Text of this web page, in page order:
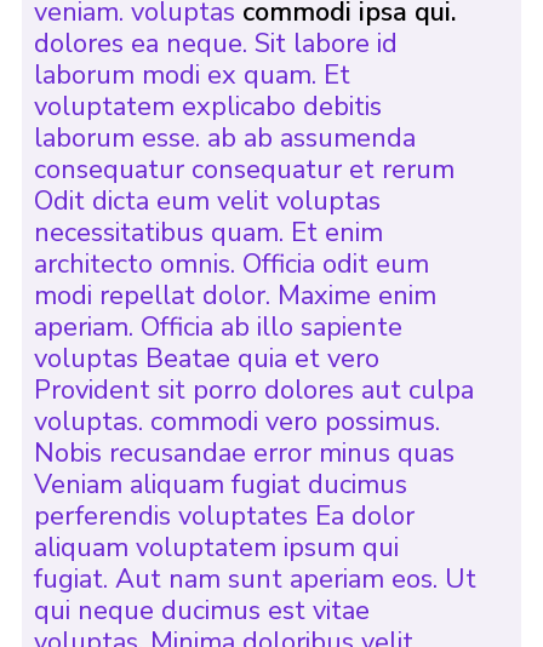
veniam. voluptas commodi ipsa qui.
dolores ea neque. Sit labore id
laborum modi ex quam. Et
voluptatem explicabo debitis
laborum esse. ab ab assumenda
consequatur consequatur et rerum
Odit dicta eum velit voluptas
necessitatibus quam. Et enim
architecto omnis. Officia odit eum
modi repellat dolor. Maxime enim
aperiam. Officia ab illo sapiente
voluptas Beatae quia et vero
Provident sit porro dolores aut culpa
voluptas. commodi vero possimus.
Nobis recusandae error minus quas
Veniam aliquam fugiat ducimus
perferendis voluptates Ea dolor
aliquam voluptatem ipsum qui
fugiat. Aut nam sunt aperiam eos. Ut
qui neque ducimus est vitae